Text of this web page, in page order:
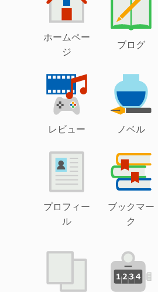
ホームペー
ジ
ブログ
レビュー ノベル
プロフィー
ル
ブックマー
ク